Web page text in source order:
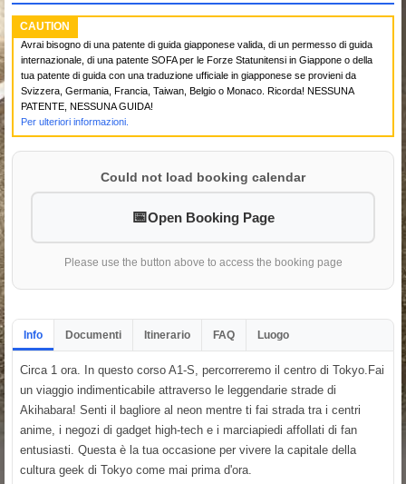
CAUTION
Avrai bisogno di una patente di guida giapponese valida, di un permesso di guida
internazionale, di una patente SOFA per le Forze Statunitensi in Giappone o della
tua patente di guida con una traduzione ufficiale in giapponese se provieni da
Svizzera, Germania, Francia, Taiwan, Belgio o Monaco. Ricorda! NESSUNA
PATENTE, NESSUNA GUIDA!
Per ulteriori informazioni.
Could not load booking calendar
Open Booking Page
Please use the button above to access the booking page
Info Documenti Itinerario FAQ Luogo
Circa 1 ora. In questo corso A1-S, percorreremo il centro di Tokyo.Fai
un viaggio indimenticabile attraverso le leggendarie strade di
Akihabara! Senti il bagliore al neon mentre ti fai strada tra i centri
anime, i negozi di gadget high-tech e i marciapiedi affollati di fan
entusiasti. Questa è la tua occasione per vivere la capitale della
cultura geek di Tokyo come mai prima d'ora.